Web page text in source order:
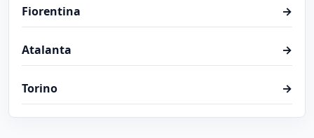
Fiorentina →
Atalanta →
Torino →